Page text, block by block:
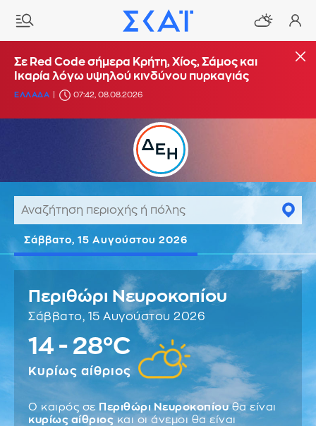
Σε Red Code σήμερα Κρήτη, Χίος, Σάμος και
Ικαρία λόγω υψηλού κινδύνου πυρκαγιάς
ΕΛΛΑΔΑ 07:42, 08.08.2026
Σάββατο, 15 Αυγούστου 2026
Περιθώρι Νευροκοπίου
Σάββατο, 15 Αυγούστου 2026
14 - 28°C
Κυρίως αίθριος
Ο καιρός σε Περιθώρι Νευροκοπίουθα είναι
κυρίως αίθριος και οι άνεμοι θα είναι